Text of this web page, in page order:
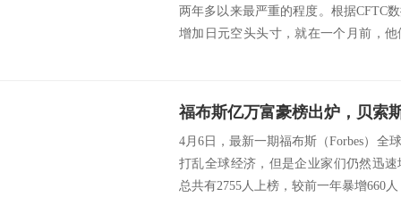
两年多以来最严重的程度。根据CFTC
增加日元空头头寸，就在一个月前，
福布斯亿万富豪榜出炉，贝索
4月6日，最新一期福布斯（Forbes）全
打乱全球经济，但是企业家们仍然迅
总共有2755人上榜，较前一年暴增660